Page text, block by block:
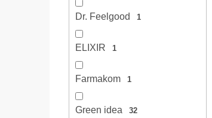
Dr. Feelgood 1
ELIXIR 1
Farmakom 1
Green idea 32